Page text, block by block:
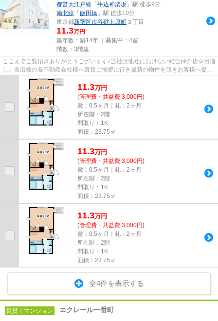
都営大江戸線 「 牛込神楽坂 」駅 徒歩9分
南北線 「 飯田橋 」駅 徒歩10分
東京都新宿区市谷砂土原町 ３丁目
11.3万円
築年数：築14年 ｜募集中： 4室
階数：3階建
ここまでご覧頂きありがとうございます♪当社は他社に負けない総合仲介店を目指
し、各沿線の各不動産会社様へ直接ご挨拶に行き最新の物件を頂きお客様へ提供
しております！最新の情報は...
11.3万円
(管理費・共益費 3,000円)
敷：0.5ヶ月｜礼：2ヶ月
所在階：2階
間取り：1K
面積：23.75㎡
11.3万円
(管理費・共益費 3,000円)
敷：0.5ヶ月｜礼：2ヶ月
所在階：2階
間取り：1K
面積：23.75㎡
11.3万円
(管理費・共益費 3,000円)
敷：0.5ヶ月｜礼：2ヶ月
所在階：2階
間取り：1K
面積：23.75㎡
全4件を表示する
賃貸｜マンション エクレール一番町